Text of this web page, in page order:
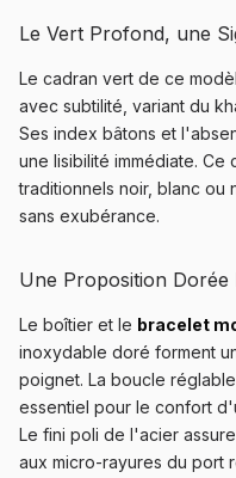
Le Vert Profond, une
Le cadran vert de ce
avec subtilité, variant du
Ses index bâtons et
une lisibilité immédiate.
traditionnels noir, blanc ou
sans exubérance.
Une Proposition Dorée
Le boîtier et le bracelet
inoxydable doré forment
poignet. La boucle
essentiel pour le confort
Le fini poli de l'acier
aux micro-rayures du port